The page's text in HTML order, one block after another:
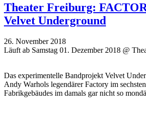
Theater Freiburg:
Velvet Underground
26. November 2018
Läuft ab Samstag 01. Dezember 2018 @
Das experimentelle Bandprojekt Velvet
Andy Warhols legendärer Factory im
Fabrikgebäudes im damals gar nicht so